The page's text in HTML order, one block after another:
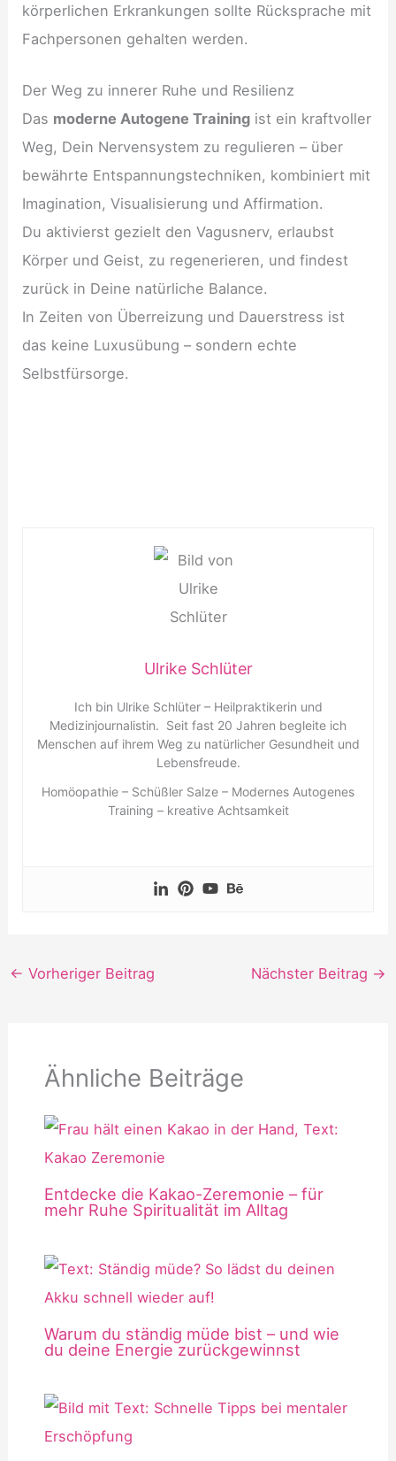
körperlichen Erkrankungen sollte Rücksprache mit
Fachpersonen gehalten werden.
Der Weg zu innerer Ruhe und Resilienz
Das moderne Autogene Training ist ein kraftvoller
Weg, Dein Nervensystem zu regulieren – über
bewährte Entspannungstechniken, kombiniert mit
Imagination, Visualisierung und Affirmation.
Du aktivierst gezielt den Vagusnerv, erlaubst
Körper und Geist, zu regenerieren, und findest
zurück in Deine natürliche Balance.
In Zeiten von Überreizung und Dauerstress ist
das keine Luxusübung – sondern echte
Selbstfürsorge.
Ulrike Schlüter
Ich bin Ulrike Schlüter – Heilpraktikerin und
Medizinjournalistin. Seit fast 20 Jahren begleite ich
Menschen auf ihrem Weg zu natürlicher Gesundheit und
Lebensfreude.
Homöopathie – Schüßler Salze – Modernes Autogenes
Training – kreative Achtsamkeit
← Vorheriger Beitrag Nächster Beitrag →
Ähnliche Beiträge
Entdecke die Kakao-Zeremonie – für
mehr Ruhe Spiritualität im Alltag
Warum du ständig müde bist – und wie
du deine Energie zurückgewinnst